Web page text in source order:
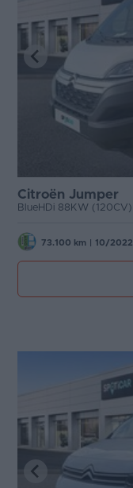
Citroën Jumper
73.100 km 10/2022